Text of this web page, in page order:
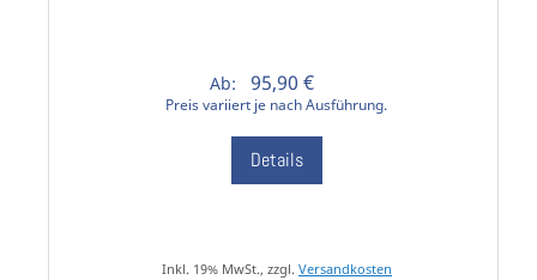
Ab: 95,90 €
Preis variiert je nach Ausführung.
Details
Inkl. 19% MwSt., zzgl. Versandkosten